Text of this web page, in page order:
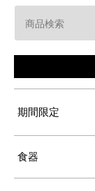
期間限定
食器